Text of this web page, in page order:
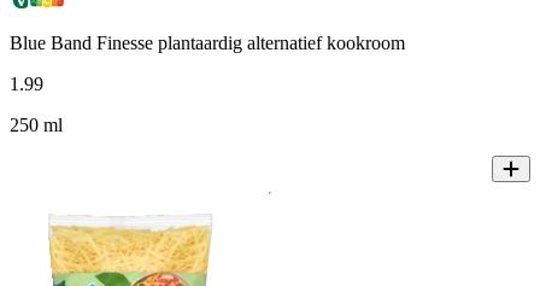
Blue Band Finesse plantaardig alternatief kookroom
1 .99
250 ml